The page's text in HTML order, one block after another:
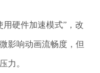
硬件加速模式”，改
影响动画流畅度，但
力。